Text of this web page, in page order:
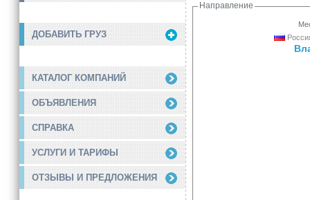
ДОБАВИТЬ ГРУЗ
КАТАЛОГ КОМПАНИЙ
ОБЪЯВЛЕНИЯ
СПРАВКА
УСЛУГИ И ТАРИФЫ
ОТЗЫВЫ И ПРЕДЛОЖЕНИЯ
Направление